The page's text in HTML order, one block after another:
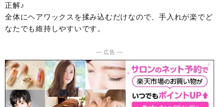
正解♪
全体にヘアワックスを揉み込むだけなので、手入れが楽でど
なたでも維持しやすいです。
― 広告 ―